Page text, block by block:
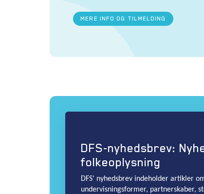
MERE INFO OG TILMELDING
DFS-nyhedsbrev:
folkeoplysning
DFS' nyhedsbrev indeholder artikler
undervisningsformer, partnerskaber,